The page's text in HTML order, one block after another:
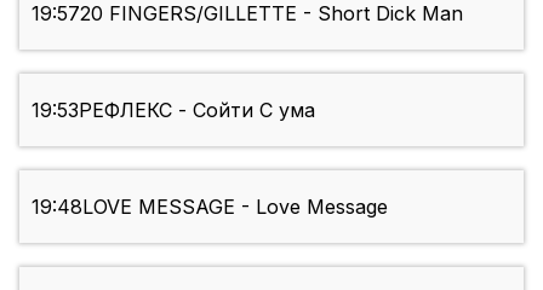
19:5720 FINGERS/GILLETTE - Short Dick Man
19:53РЕФЛЕКС - Сойти С ума
19:48LOVE MESSAGE - Love Message